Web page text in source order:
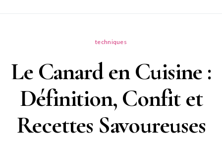
techniques
Le Canard en Cuisine :
Définition, Confit et
Recettes Savoureuses